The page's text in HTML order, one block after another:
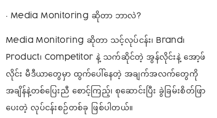
• Media Monitoring ဆိုတာ ဘာလဲ?
Media Monitoring ဆိုတာ သင့်လုပ်ငန်း၊ Brand၊
Product၊ Competitor နဲ့ သက်ဆိုင်တဲ့ အွန်လိုင်းနဲ့ အော့ဖ်
လိုင်း မီဒီယာတွေမှာ ထွက်ပေါ်နေတဲ့ အချက်အလက်တွေကို
အချိန်နဲ့တစ်ပြေးညီ စောင့်ကြည့်၊ စုဆောင်းပြီး ခွဲခြမ်းစိတ်ဖြာ
ပေးတဲ့ လုပ်ငန်းစဉ်တစ်ခု ဖြစ်ပါတယ်။